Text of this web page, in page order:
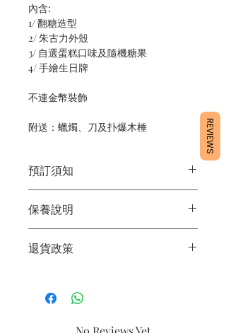
內含:
1/ 翻糖造型
2/ 朱古力外殼
3/ 自選蛋糕口味及隨機糖果
4/ 手繪生日牌
不連金幣裝飾
附送：蠟燭、刀及扑爆木棰
預訂須知
定日期取貨請提早10 - 14天前落單🤗
2/ 下單後24小時內會有專人電郵確認訂
單
3/ 取貨時需要出示確認訊息 或 訂單編
店】
保養說明
2/ 運送時避免大力搖晃
退貨政策
作，不設退換。
REVIEWS